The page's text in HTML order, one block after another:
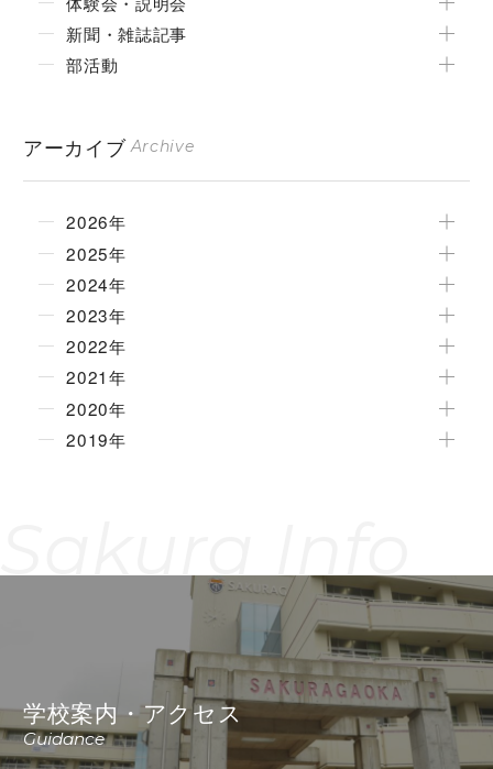
新聞・雑誌記事
部活動
アーカイブ Archive
2026年
2025年
2024年
2023年
2022年
2021年
2020年
2019年
学校案内・アクセス
Guidance